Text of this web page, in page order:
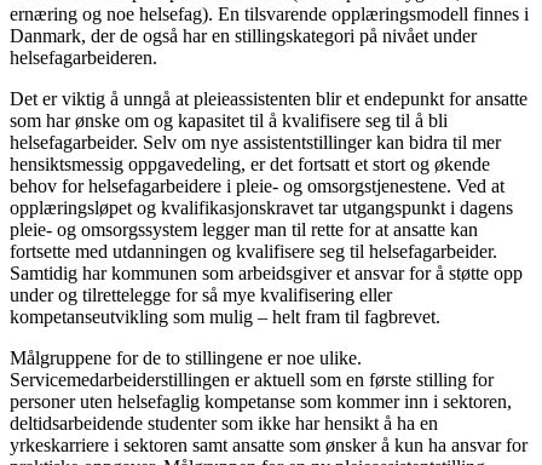
ernæring og noe helsefag). En tilsvarende opplæringsmodell finnes i
Danmark, der de også har en stillingskategori på nivået under
helsefagarbeideren.
Det er viktig å unngå at pleieassistenten blir et endepunkt for ansatte
som har ønske om og kapasitet til å kvalifisere seg til å bli
helsefagarbeider. Selv om nye assistentstillinger kan bidra til mer
hensiktsmessig oppgavedeling, er det fortsatt et stort og økende
behov for helsefagarbeidere i pleie- og omsorgstjenestene. Ved at
opplæringsløpet og kvalifikasjonskravet tar utgangspunkt i dagens
pleie- og omsorgssystem legger man til rette for at ansatte kan
fortsette med utdanningen og kvalifisere seg til helsefagarbeider.
Samtidig har kommunen som arbeidsgiver et ansvar for å støtte opp
under og tilrettelegge for så mye kvalifisering eller
kompetanseutvikling som mulig – helt fram til fagbrevet.
Målgruppene for de to stillingene er noe ulike.
Servicemedarbeiderstillingen er aktuell som en første stilling for
personer uten helsefaglig kompetanse som kommer inn i sektoren,
deltidsarbeidende studenter som ikke har hensikt å ha en
yrkeskarriere i sektoren samt ansatte som ønsker å kun ha ansvar for